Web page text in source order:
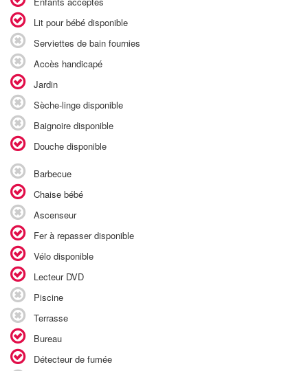
Lit pour bébé disponible
Serviettes de bain fournies
Accès handicapé
Jardin
Sèche-linge disponible
Baignoire disponible
Douche disponible
Barbecue
Chaise bébé
Ascenseur
Fer à repasser disponible
Vélo disponible
Lecteur DVD
Piscine
Terrasse
Bureau
Détecteur de fumée